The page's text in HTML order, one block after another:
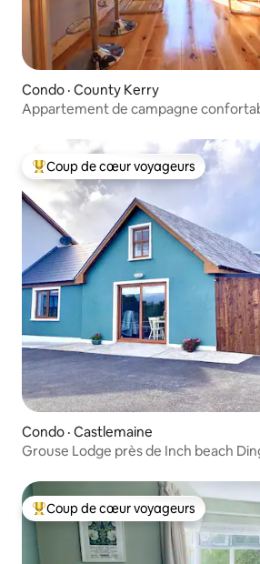
Condo · County Kerry
Appartement de campagne
Coup de cœur voyageurs parmi les
Coup de cœur voyageurs
Condo · Castlemaine
Grouse Lodge près de Inch beach
Coup de cœur voyageurs parmi les
Coup de cœur voyageurs